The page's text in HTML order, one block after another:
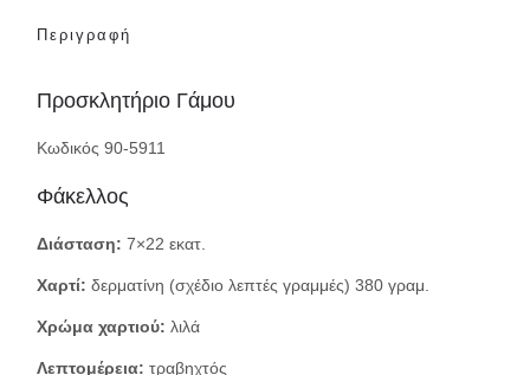
Περιγραφή
Προσκλητήριο Γάμου
Κωδικός 90-5911
Φάκελλος
Διάσταση: 7×22 εκατ.
Χαρτί: δερματίνη (σχέδιο λεπτές γραμμές) 380 γραμ.
Χρώμα χαρτιού: λιλά
Λεπτομέρεια: τραβηχτός